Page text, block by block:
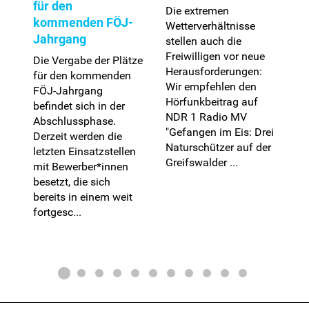
für den
kommenden FÖJ-
Jahrgang
Die Vergabe der Plätze
für den kommenden
FÖJ-Jahrgang
befindet sich in der
Abschlussphase.
Derzeit werden die
letzten Einsatzstellen
mit Bewerber*innen
besetzt, die sich
bereits in einem weit
fortgesc...
Die extremen
Wetterverhältnisse
stellen auch die
Freiwilligen vor neue
Herausforderungen:
Wir empfehlen den
Hörfunkbeitrag auf
NDR 1 Radio MV
"Gefangen im Eis: Drei
Naturschützer auf der
Greifswalder ...